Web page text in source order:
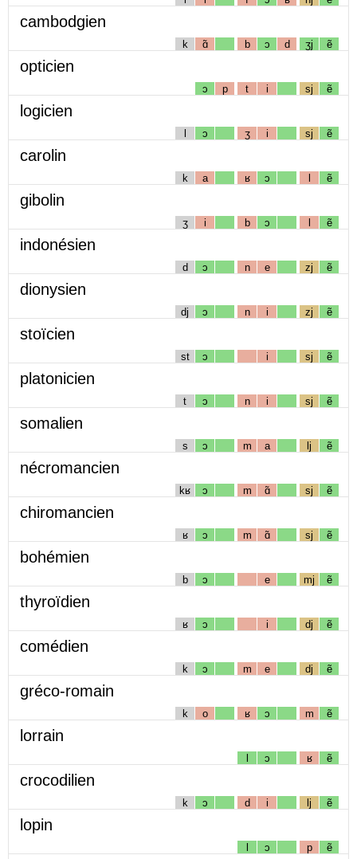
cambodgien
k ɑ̃ b ɔ d ʒj ẽ
opticien
ɔ p t i sj ẽ
logicien
l ɔ ʒ i sj ẽ
carolin
k a ʁ ɔ l ẽ
gibolin
ʒ i b ɔ l ẽ
indonésien
d ɔ n e zj ẽ
dionysien
dj ɔ n i zj ẽ
stoïcien
st ɔ i sj ẽ
platonicien
t ɔ n i sj ẽ
somalien
s ɔ m a lj ẽ
nécromancien
kʁ ɔ m ɑ̃ sj ẽ
chiromancien
ʁ ɔ m ɑ̃ sj ẽ
bohémien
b ɔ e mj ẽ
thyroïdien
ʁ ɔ i dj ẽ
comédien
k ɔ m e dj ẽ
gréco-romain
k o ʁ ɔ m ẽ
lorrain
l ɔ ʁ ẽ
crocodilien
k ɔ d i lj ẽ
lopin
l ɔ p ẽ